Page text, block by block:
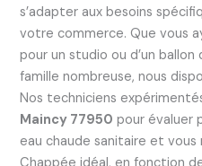
s’adapter aux besoins
votre commerce. Que vous
pour un studio ou d’un
famille nombreuse, nous
Nos techniciens
Maincy 77950 pour évaluer
eau chaude sanitaire et